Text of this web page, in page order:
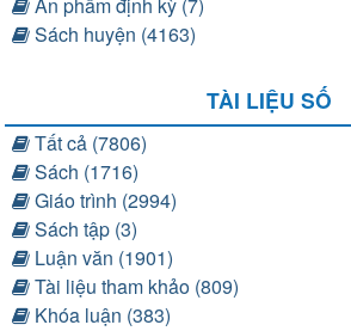
Sách huyện (4163)
TÀI LIỆU SỐ
Tất cả (7806)
Sách (1716)
Giáo trình (2994)
Sách tập (3)
Luận văn (1901)
Tài liệu tham khảo (809)
Khóa luận (383)